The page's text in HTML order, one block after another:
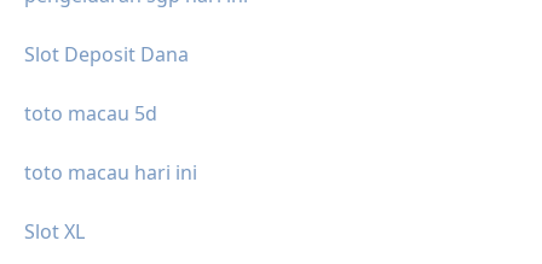
Slot Deposit Dana
toto macau 5d
toto macau hari ini
Slot XL